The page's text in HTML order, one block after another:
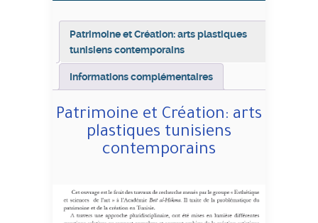
Patrimoine et Création: arts plastiques
tunisiens contemporains
Informations complémentaires
Patrimoine et Création: arts
plastiques tunisiens
contemporains